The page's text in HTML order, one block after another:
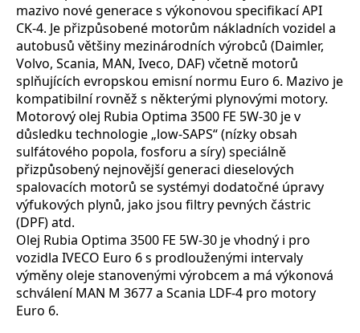
mazivo nové generace s výkonovou specifikací API
CK-4. Je přizpůsobené motorům nákladních vozidel a
autobusů většiny mezinárodních výrobců (Daimler,
Volvo, Scania, MAN, Iveco, DAF) včetně motorů
splňujících evropskou emisní normu Euro 6. Mazivo je
kompatibilní rovněž s některými plynovými motory.
Motorový olej Rubia Optima 3500 FE 5W-30 je v
důsledku technologie „low-SAPS“ (nízky obsah
sulfátového popola, fosforu a síry) speciálně
přizpůsobený nejnovější generaci dieselových
spalovacích motorů se systémyi dodatočné úpravy
výfukových plynů, jako jsou filtry pevných částric
(DPF) atd.
Olej Rubia Optima 3500 FE 5W-30 je vhodný i pro
vozidla IVECO Euro 6 s prodlouženými intervaly
výměny oleje stanovenými výrobcem a má výkonová
schválení MAN M 3677 a Scania LDF-4 pro motory
Euro 6.